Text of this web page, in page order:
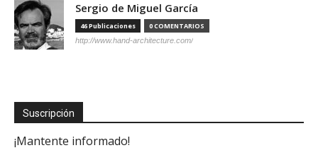
Sergio de Miguel García
46 Publicaciones 0 COMENTARIOS
http://www.hand-architecture.com/
Suscripción